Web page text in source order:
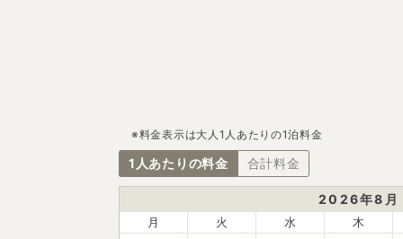
※料金表示は大人1人あたりの1泊料金
1人あたりの料金 合計料金
2026年8 月
月 火 水 木